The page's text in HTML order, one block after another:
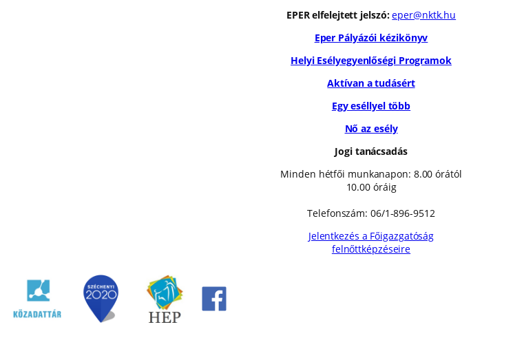
EPER elfelejtett jelszó: eper@nktk.hu
Eper Pályázói kézikönyv
Helyi Esélyegyenlőségi Programok
Aktívan a tudásért
Egy eséllyel több
Nő az esély
Jogi tanácsadás
Minden hétfői munkanapon: 8.00 órától
10.00 óráig
Telefonszám: 06/1-896-9512
Jelentkezés a Főigazgatóság
felnőttképzéseire